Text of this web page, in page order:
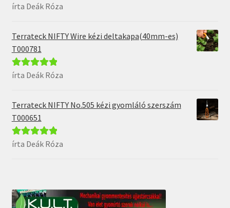
Értékelés: 5/
írta Deák Róza
Terrateck NIFTY Wire kézi deltakapa(40mm-es)
T000781
Értékelés: 5/
írta Deák Róza
Terrateck NIFTY No.505 kézi gyomláló szerszám
T000651
Értékelés: 5/
írta Deák Róza